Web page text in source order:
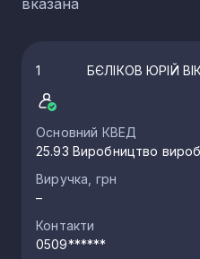
1 БЄЛІКОВ ЮРІЙ
Основний КВЕД
25.93 Виробництво
Виручка, грн
–
Контакти
0509******